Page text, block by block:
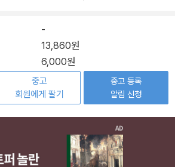
-
13,860원
6,000원
중고
회원에게 팔기
중고 등록
알림 신청